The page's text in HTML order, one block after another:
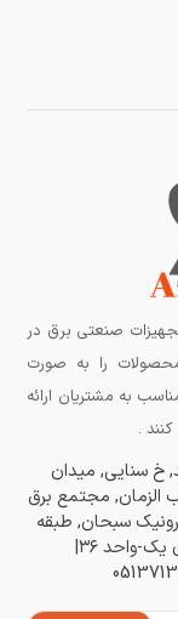
صنعتی برق در
محصولات را به صورت
به مشتریان ارائه
.
خ سنایی, میدان
مجتمع برق
سبحان, طبقه
یک-واحد ۳۶|